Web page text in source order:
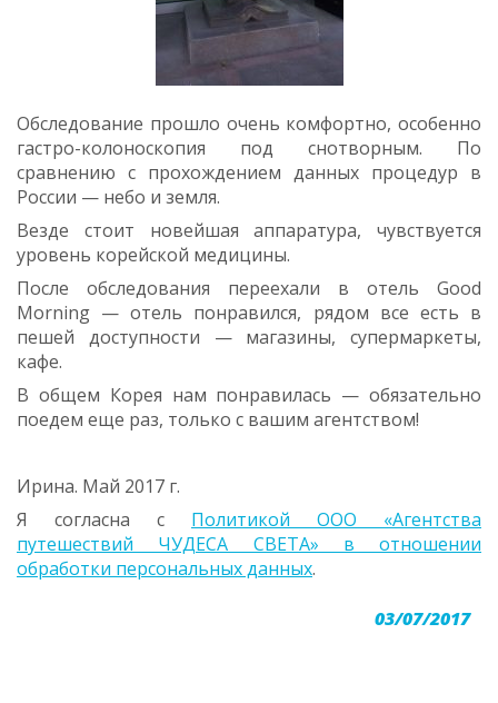
Обследование прошло очень комфортно, особенно
гастро-колоноскопия под снотворным. По
сравнению с прохождением данных процедур в
России — небо и земля.
Везде стоит новейшая аппаратура, чувствуется
уровень корейской медицины.
После обследования переехали в отель Good
Morning — отель понравился, рядом все есть в
пешей доступности — магазины, супермаркеты,
кафе.
В общем Корея нам понравилась — обязательно
поедем еще раз, только с вашим агентством!
Ирина. Май 2017 г.
Я согласна с Политикой ООО «Агентства
путешествий ЧУДЕСА СВЕТА» в отношении
обработки персональных данных.
03/07/2017